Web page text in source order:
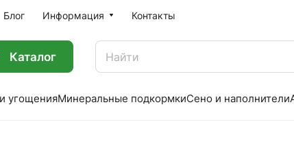
Блог Информация Контакты
Каталог
угощенияМинеральные подкормкиСено и наполнители